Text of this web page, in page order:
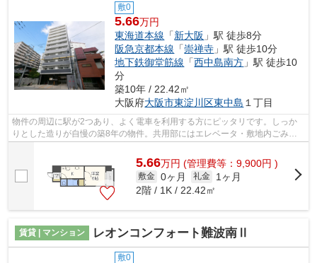
敷0
5.66万円
東海道本線 「新大阪 」駅 徒歩8分
阪急京都本線 「崇禅寺 」駅 徒歩10分
地下鉄御堂筋線 「西中島南方 」駅 徒歩10
分
築10年 / 22.42㎡
大阪府大阪市東淀川区東中島 １丁目
物件の周辺に駅が2つあり、よく電車を利用する方にピッタリです。しっか
りとした造りが自慢の築8年の物件。共用部にはエレベータ・敷地内ごみ置
5.66万円 (管理費等：9,900円 )
敷金 0ヶ月 礼金
1ヶ月
2階 / 1K / 22.42㎡
賃貸 | マンション レオンコンフォート難波南Ⅱ
敷0